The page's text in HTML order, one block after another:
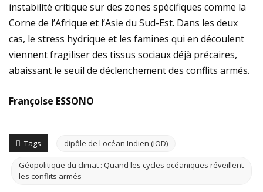
instabilité critique sur des zones spécifiques comme la
Corne de l’Afrique et l’Asie du Sud-Est. Dans les deux
cas, le stress hydrique et les famines qui en découlent
viennent fragiliser des tissus sociaux déjà précaires,
abaissant le seuil de déclenchement des conflits armés.
Françoise ESSONO
Tags dipôle de l'océan Indien (IOD)
Géopolitique du climat : Quand les cycles océaniques réveillent
les conflits armés